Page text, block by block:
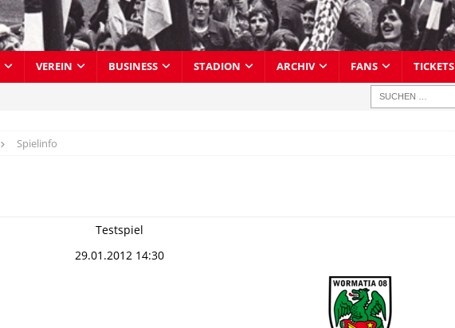
VEREIN BUSINESS STADION ARCHIV FANS TICKETS
Spielinfo
Testspiel
29.01.2012 14:30